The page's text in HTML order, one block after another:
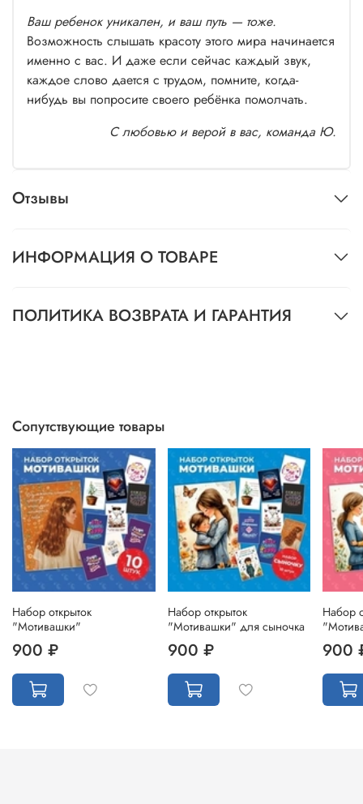
Ваш ребенок уникален, и ваш путь — тоже.
Возможность слышать красоту этого мира начинается
именно с вас. И даже если сейчас каждый звук,
каждое слово дается с трудом, помните, когда-
нибудь вы попросите своего ребёнка помолчать.
С любовью и верой в вас, команда Ю.
Отзывы
ИНФОРМАЦИЯ О ТОВАРЕ
ПОЛИТИКА ВОЗВРАТА И ГАРАНТИЯ
Сопутствующие товары
Набор открыток
"Мотивашки"
900 ₽
Набор открыток
"Мотивашки" для сыночка
900 ₽
Набор
900